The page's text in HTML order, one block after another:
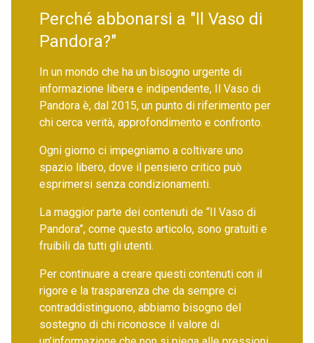
Perché abbonarsi a "Il Vaso di
Pandora?"
In un mondo che ha un bisogno urgente di
informazione libera e indipendente, Il Vaso di
Pandora è, dal 2015, un punto di riferimento per
chi cerca verità, approfondimento e confronto.
Ogni giorno ci impegniamo a coltivare uno
spazio libero, dove il pensiero critico può
esprimersi senza condizionamenti.
La maggior parte dei contenuti de “Il Vaso di
Pandora”, come questo articolo, sono gratuiti e
fruibili da tutti gli utenti.
Per continuare a creare questi contenuti con il
rigore e la trasparenza che da sempre ci
contraddistinguono, abbiamo bisogno del
sostegno di chi riconosce il valore di